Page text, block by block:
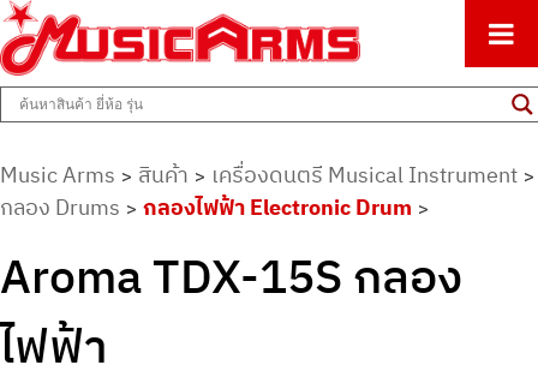
Music Arms
ศูนย์รวมครื่องดนตรีทุกชนิด ตั้งแต่เริ่มต้นถึงมืออาชีพ
Music Arms > สินค้า > เครื่องดนตรี Musical Instrument >
กลอง Drums > กลองไฟฟ้า Electronic Drum >
Aroma TDX-15S กลอง
ไฟฟ้า